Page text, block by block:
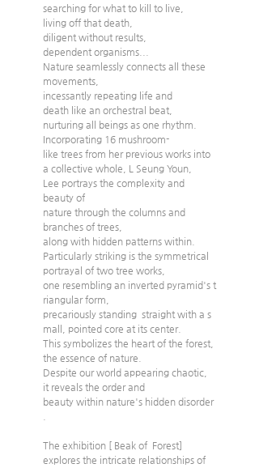
searching for what to kill to live,
living off that death,
diligent without results,
dependent organisms...
Nature seamlessly connects all these
movements,
incessantly repeating life and
death like an orchestral beat,
nurturing all beings as one rhythm.
Incorporating 16 mushroom-
like trees from her previous works into
a collective whole, L Seung Youn,
Lee portrays the complexity and
beauty of
nature through the columns and
branches of trees,
along with hidden patterns within.
Particularly striking is the symmetrical
portrayal of two tree works,
one resembling an inverted pyramid's t
riangular form,
precariously standing  straight with a s
mall, pointed core at its center.
This symbolizes the heart of the forest,
the essence of nature.
Despite our world appearing chaotic,
it reveals the order and
beauty within nature's hidden disorder
The exhibition [ Beak of  Forest]
explores the intricate relationships of